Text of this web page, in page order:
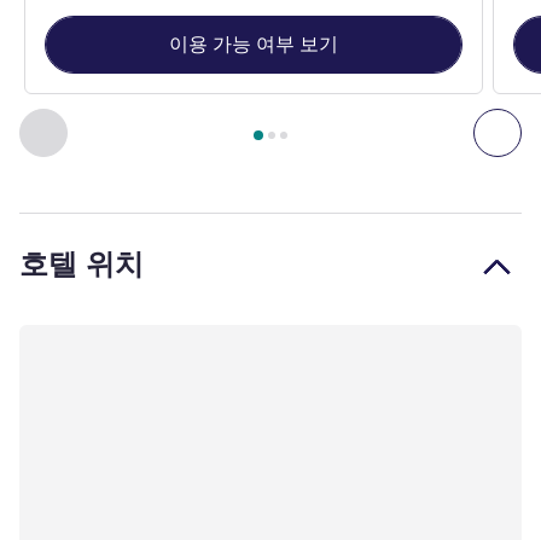
이전 - 객실 다
3/ 페이지 , 객실 1 : Standard Room with One Queen-size
이용 가능 여부 보기
호텔 위치